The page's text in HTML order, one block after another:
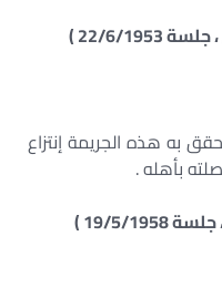
به هذه الجريمة إنتزاع
بأهله .